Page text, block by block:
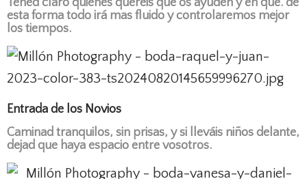
Tened claro quienes queréis que os ayuden y en que. de
esta forma todo irá mas fluido y controlaremos mejor
los tiempos.
Entrada de los Novios
Caminad tranquilos, sin prisas, y si lleváis niños delante,
dejad que haya espacio entre vosotros.